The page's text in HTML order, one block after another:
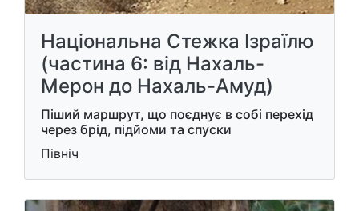
Національна Стежка Ізраїлю
(частина 6: від Нахаль-
Мерон до Нахаль-Амуд)
Піший маршрут, що поєднує в собі перехід
через брід, підйоми та спуски
Північ